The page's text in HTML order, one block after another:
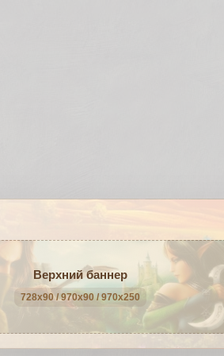
Верхний баннер
728x90 / 970x90 / 970x250